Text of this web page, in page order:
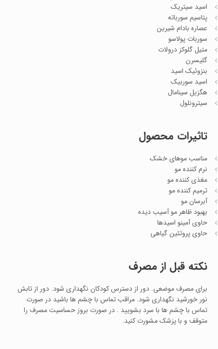
اسید سیتریک
پتاسیم سورباته
عصاره بادام شیرین
سوربات پولاسو
متیل گلوکز درولات
گلیسرن
بنزوئیک اسید
اسید سوربیک
هگزیل سینامال
سیترونلول
تاثیرات محصول
مناسب موهای خشک
نرم کننده مو
مغذی کننده مو
ترمیم کننده مو
آبرسان مو
بهبود ظاهر مو آسیب دیده
حاوی آمینو اسیدها
حاوی پروتئین گیاهی
نکته قبل از مصرف
برای مصرف موضعی. دور از دسترس کودکان نگهداری شود. دور از تابش
نور خورشید نگهداری شود. مراقب تماس با چشم ها باشید در صورت
تماس با چشم ها با سرد بشویید . در صورت بروز حساسیت مصرف را
متوقف و با پزشک مشورت کنید.